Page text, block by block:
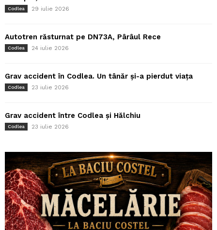
Codlea 29 iulie 2026
Autotren răsturnat pe DN73A, Pârâul Rece
Codlea 24 iulie 2026
Grav accident în Codlea. Un tânăr și-a pierdut viața
Codlea 23 iulie 2026
Grav accident între Codlea și Hălchiu
Codlea 23 iulie 2026